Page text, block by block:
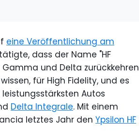
eine Veröffentlichung am
dass der Name "HF
und Delta zurückkehren
für High Fidelity, und es
Autos
Delta Integrale. Mit einem
letztes Jahr den Ypsilon HF